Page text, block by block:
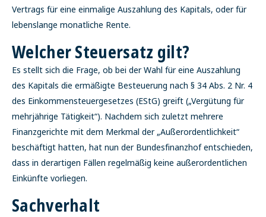
Vertrags für eine einmalige Auszahlung des Kapitals, oder für
lebenslange monatliche Rente.
Welcher Steuersatz gilt?
Es stellt sich die Frage, ob bei der Wahl für eine Auszahlung
des Kapitals die ermäßigte Besteuerung nach § 34 Abs. 2 Nr. 4
des Einkommensteuergesetzes (EStG) greift („Vergütung für
mehrjährige Tätigkeit“). Nachdem sich zuletzt mehrere
Finanzgerichte mit dem Merkmal der „Außerordentlichkeit“
beschäftigt hatten, hat nun der Bundesfinanzhof entschieden,
dass in derartigen Fällen regelmäßig keine außerordentlichen
Einkünfte vorliegen.
Sachverhalt